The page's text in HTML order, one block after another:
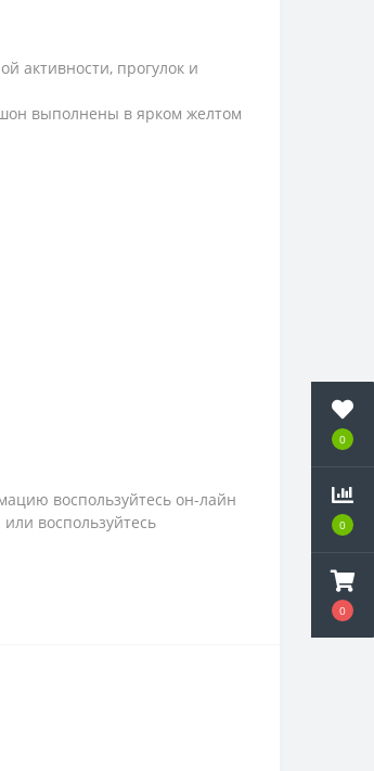
0
0
0
активности, прогулок и
выполнены в ярком желтом
воспользуйтесь он-лайн
воспользуйтесь